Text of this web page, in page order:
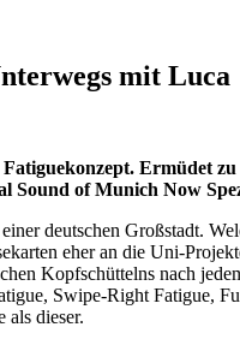
mit Luca
Ermüdet
Sound of Munich Now
deutschen Großstadt.
eher an die Uni-
Kopfschüttelns nach
Swipe-Right Fatigue,
als dieser.